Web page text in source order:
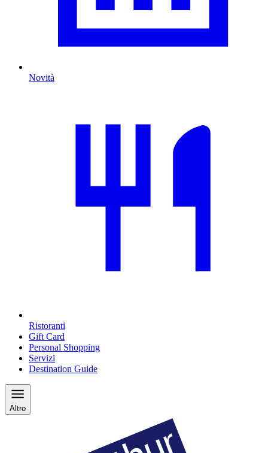
Novità
Ristoranti
Gift Card
Personal Shopping
Servizi
Destination Guide
Altro